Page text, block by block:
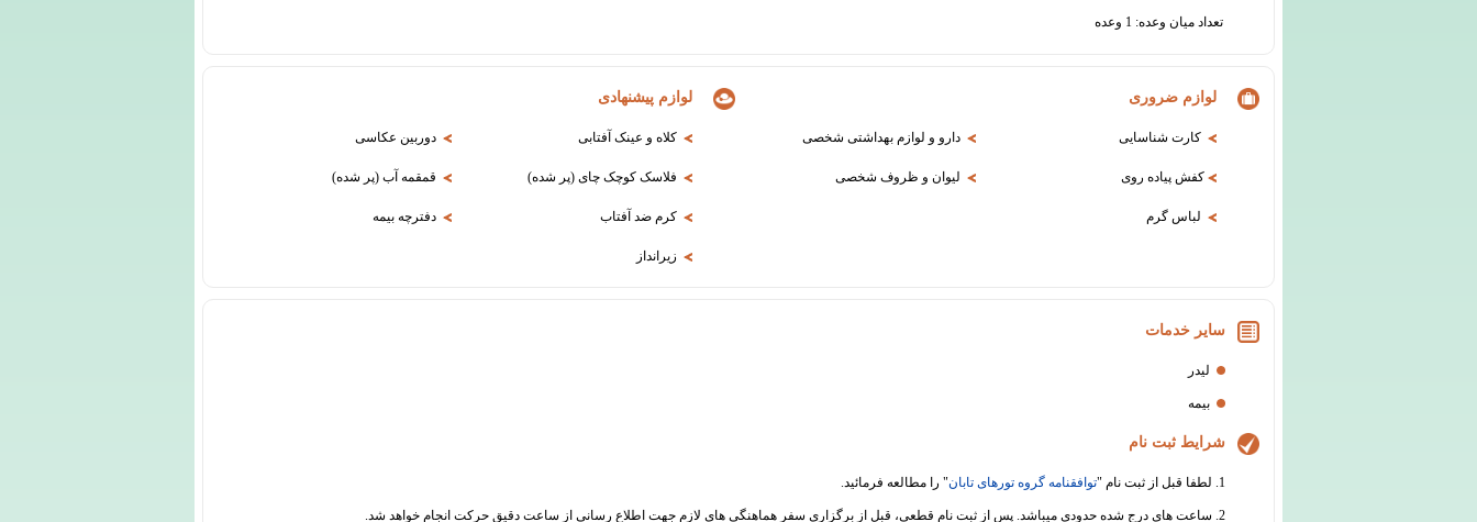
تعداد میان وعده: 1 وعده
لوازم ضروری
کارت شناسایی دارو و لوازم بهداشتی شخصی
کفش پیاده روی لیوان و ظروف شخصی
لباس گرم
لوازم پیشنهادی
کلاه و عینک آفتابی دوربین عکاسی
فلاسک کوچک چای (پر شده) قمقمه آب (پر شده)
کرم ضد آفتاب دفترچه بیمه
زیرانداز
سایر خدمات
لیدر
بیمه
شرایط ثبت نام
1. لطفا قبل از ثبت نام " توافقنامه گروه تورهای تابان" را مطالعه فرمائید.
2. ساعت های درج شده حدودی میباشد. پس از ثبت نام قطعی، قبل از برگزاری سفر هماهنگی های لازم جهت اطلاع رسانی از ساعت دقیق حرکت انجام خواهد شد.